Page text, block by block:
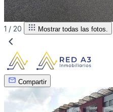
1 / 20 Mostrar todas las fotos.
Compartir